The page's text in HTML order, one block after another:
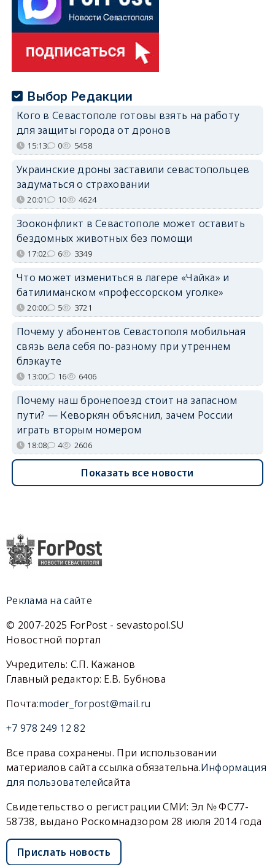
Выбор Редакции
Кого в Севастополе готовы взять на работу
для защиты города от дронов
15:13 0 5458
Украинские дроны заставили севастопольцев
задуматься о страховании
20:01 10 4624
Зооконфликт в Севастополе может оставить
бездомных животных без помощи
17:02 6 3349
Что может измениться в лагере «Чайка» и
батилиманском «профессорском уголке»
20:00 5 3721
Почему у абонентов Севастополя мобильная
связь вела себя по-разному при утреннем
блэкауте
13:00 16 6406
Почему наш бронепоезд стоит на запасном
пути? — Кеворкян объяснил, зачем России
играть вторым номером
18:08 4 2606
Показать все новости
Реклама на сайте
© 2007-2025 ForPost - sevastopol.SU
Новостной портал
Учредитель: С.П. Кажанов
Главный редактор: Е.В. Бубнова
Почта:moder_forpost@mail.ru
+7 978 249 12 82
Все права сохранены. При использовании
материалов сайта ссылка обязательна.Информация
для пользователейсайта
Свидетельство о регистрации СМИ: Эл № ФС77-
58738, выдано Роскомнадзором 28 июля 2014 года
Прислать новость